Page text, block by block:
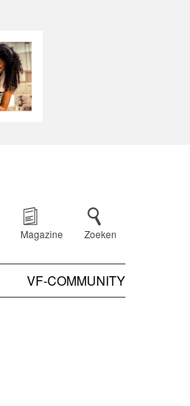
Magazine Zoeken
VF-COMMUNITY